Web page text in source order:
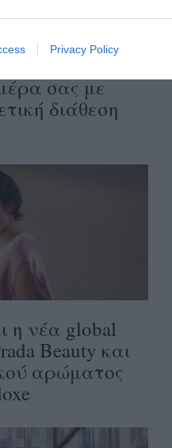
Privacy Policy
σας με
διάθεση
η νέα global
Beauty και
αρώματος